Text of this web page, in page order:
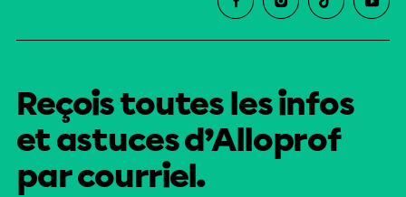
Reçois toutes les infos
et astuces d’Alloprof
par courriel.